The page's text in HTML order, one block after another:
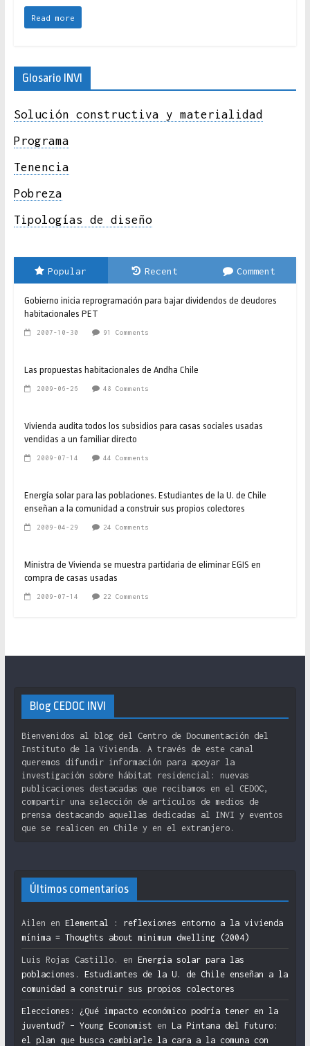
Read more
Glosario INVI
Solución constructiva y materialidad
Programa
Tenencia
Pobreza
Tipologías de diseño
Popular Recent Comment
Gobierno inicia reprogramación para bajar dividendos de deudores
habitacionales PET
2007-10-30 91 Comments
Las propuestas habitacionales de Andha Chile
2009-06-26 48 Comments
Vivienda audita todos los subsidios para casas sociales usadas
vendidas a un familiar directo
2009-07-14 44 Comments
Energía solar para las poblaciones. Estudiantes de la U. de Chile
enseñan a la comunidad a construir sus propios colectores
2009-04-29 24 Comments
Ministra de Vivienda se muestra partidaria de eliminar EGIS en
compra de casas usadas
2009-07-14 22 Comments
Blog CEDOC INVI
Bienvenidos al blog del Centro de Documentación del
Instituto de la Vivienda. A través de este canal
queremos difundir información para apoyar la
investigación sobre hábitat residencial: nuevas
publicaciones destacadas que recibamos en el CEDOC,
compartir una selección de artículos de medios de
prensa destacando aquellas dedicadas al INVI y eventos
que se realicen en Chile y en el extranjero.
Últimos comentarios
Ailen en Elemental : reflexiones entorno a la vivienda
mínima = Thoughts about minimum dwelling (2004)
Luis Rojas Castillo. en Energía solar para las
poblaciones. Estudiantes de la U. de Chile enseñan a la
comunidad a construir sus propios colectores
Elecciones: ¿Qué impacto económico podría tener en la
juventud? – Young Economist en La Pintana del Futuro:
el plan que busca cambiarle la cara a la comuna con